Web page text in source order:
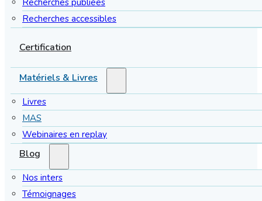
Recherches publiées
Recherches accessibles
Certification
Matériels & Livres
Livres
MAS
Webinaires en replay
Blog
Nos inters
Témoignages